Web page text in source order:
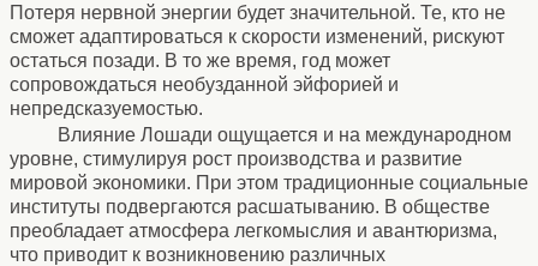
Потеря нервной энергии будет значительной. Те, кто не
сможет адаптироваться к скорости изменений, рискуют
остаться позади. В то же время, год может
сопровождаться необузданной эйфорией и
непредсказуемостью.
Влияние Лошади ощущается и на международном
уровне, стимулируя рост производства и развитие
мировой экономики. При этом традиционные социальные
институты подвергаются расшатыванию. В обществе
преобладает атмосфера легкомыслия и авантюризма,
что приводит к возникновению различных